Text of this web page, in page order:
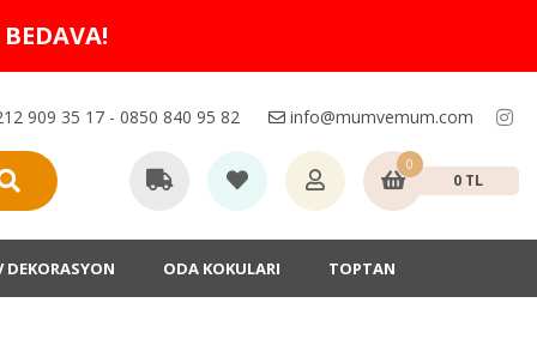
909 35 17 - 0850 840 95 82 info@mumvemum.com
0
0 TL
DEKORASYON ODA KOKULARI TOPTAN